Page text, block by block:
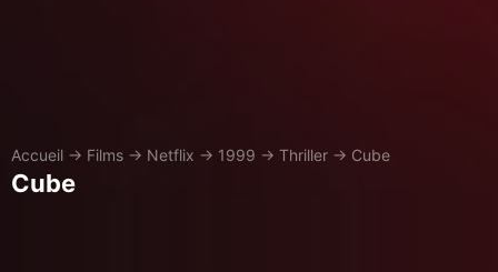
Accueil → Films → Netflix → 1999 → Thriller → Cube
Cube